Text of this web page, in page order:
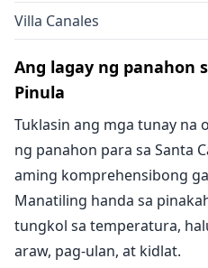
Villa Canales
Ang lagay ng panahon
Pinula
Tuklasin ang mga tunay na
ng panahon para sa Santa
aming komprehensibong
Manatiling handa sa
tungkol sa temperatura,
araw, pag-ulan, at kidlat.